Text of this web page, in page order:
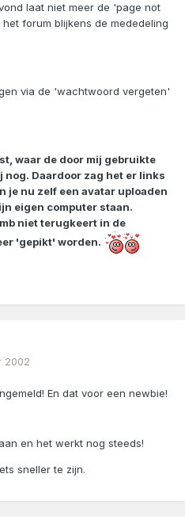
laat niet meer de 'page not
forum blijkens de mededeling
via de 'wachtwoord vergeten'
waar de door mij gebruikte
Daardoor zag het er links
je nu zelf een avatar uploaden
eigen computer staan.
niet terugkeert in de
'gepikt' worden.
2002
En dat voor een newbie!
en het werkt nog steeds!
sneller te zijn.